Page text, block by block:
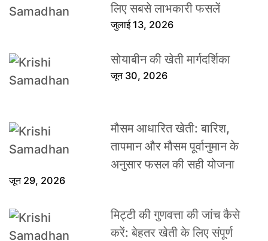
लिए सबसे लाभकारी फसलें
जुलाई 13, 2026
सोयाबीन की खेती मार्गदर्शिका
जून 30, 2026
मौसम आधारित खेती: बारिश,
तापमान और मौसम पूर्वानुमान के
अनुसार फसल की सही योजना
जून 29, 2026
मिट्टी की गुणवत्ता की जांच कैसे
करें: बेहतर खेती के लिए संपूर्ण